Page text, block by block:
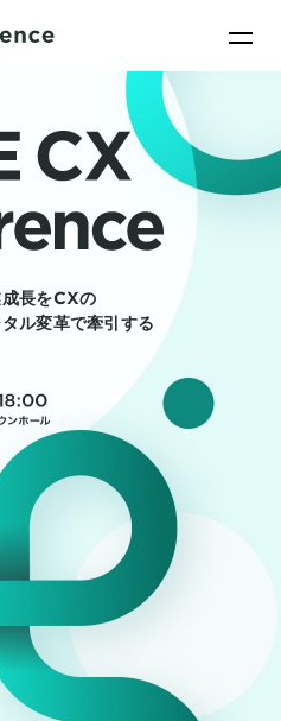
長をCXの
ル変革で牽引する